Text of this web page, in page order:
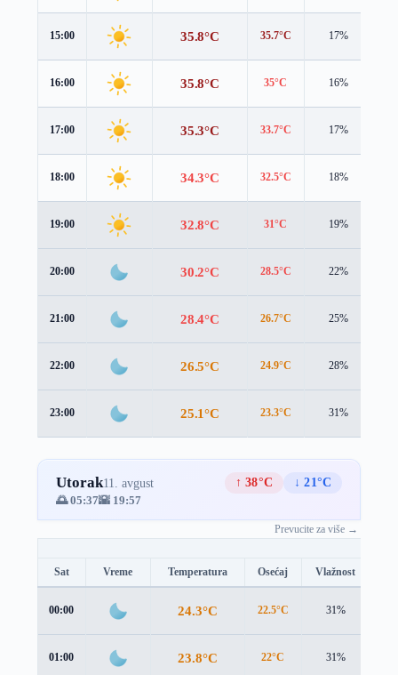
15:00 35.8°C 35.7°C 17%
16:00 35.8°C 35°C 16%
17:00 35.3°C 33.7°C 17%
18:00 34.3°C 32.5°C 18%
19:00 32.8°C 31°C 19%
20:00 30.2°C 28.5°C 22%
21:00 28.4°C 26.7°C 25%
22:00 26.5°C 24.9°C 28%
23:00 25.1°C 23.3°C 31%
Utorak11. avgust ↑ 38°C
↓ 21°C
🌅 05:37🌇 19:57
Prevucite za više →
Sat Vreme Temperatura Osećaj Vlažnost
00:00 24.3°C 22.5°C 31%
01:00 23.8°C 22°C 31%